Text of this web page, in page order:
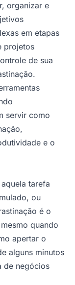
organizar e
em etapas
projetos
de sua
servir como
e o
tarefa
ou
é o
quando
apertar o
alguns minutos
de negócios